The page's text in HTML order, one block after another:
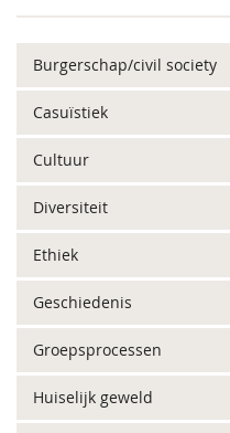
Burgerschap/civil society
Casuïstiek
Cultuur
Diversiteit
Ethiek
Geschiedenis
Groepsprocessen
Huiselijk geweld